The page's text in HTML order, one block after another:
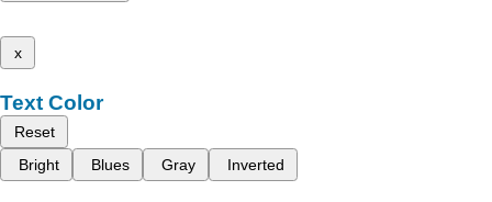
x
Text Color
Reset
Bright
Blues Gray Inverted